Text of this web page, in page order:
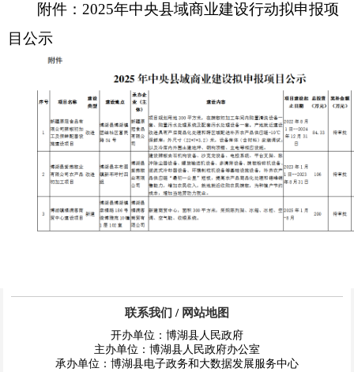
附件： 2025年中央县域商业建设行动拟申报项
目公示
联系我们 / 网站地图
开办单位：博湖县人民政府
主办单位：博湖县人民政府办公室
承办单位：博湖县电子政务和大数据发展服务中心